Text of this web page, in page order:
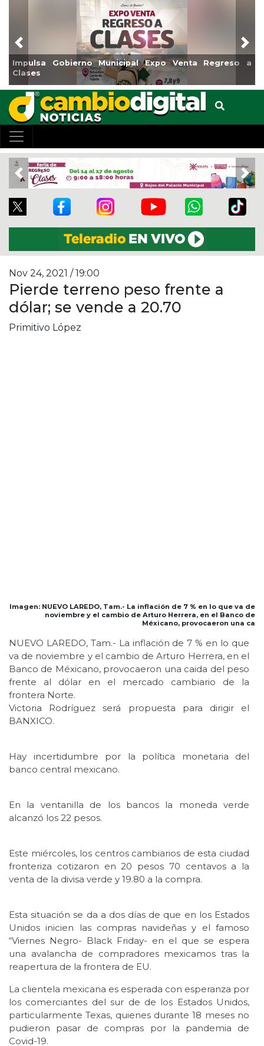
Impulsa Gobierno Municipal Expo Venta Regreso a
Clases
Previous
Previous
Nov 24, 2021 / 19:00
Pierde terreno peso frente a
dólar; se vende a 20.70
Primitivo López
Imagen: NUEVO LAREDO, Tam.- La inflación de 7 % en lo que va de
noviembre y el cambio de Arturo Herrera, en el Banco de
Méxicano, provocaeron una ca
NUEVO LAREDO, Tam.- La inflación de 7 % en lo que
va de noviembre y el cambio de Arturo Herrera, en el
Banco de Méxicano, provocaeron una caida del peso
frente al dólar en el mercado cambiario de la
frontera Norte.
Victoria Rodríguez será propuesta para dirigir el
BANXICO.
Hay incertidumbre por la política monetaria del
banco central mexicano.
En la ventanilla de los bancos la moneda verde
alcanzó los 22 pesos.
Este miércoles, los centros cambiarios de esta ciudad
fronteriza cotizaron en 20 pesos 70 centavos a la
venta de la divisa verde y 19.80 a la compra.
Esta situación se da a dos días de que en los Estados
Unidos inicien las compras navideñas y el famoso
“Viernes Negro- Black Friday- en el que se espera
una avalancha de compradores mexicamos tras la
reapertura de la frontera de EU.
La clientela mexicana es esperada con esperanza por
los comerciantes del sur de de los Estados Unidos,
particularmente Texas, quienes durante 18 meses no
pudieron pasar de compras por la pandemia de
Covid-19.